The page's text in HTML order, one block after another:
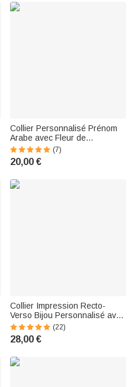
Collier Personnalisé Prénom
Arabe avec Fleur de
Naissance Cadeaux Fête des
Mères pour Maman
(7)
20,00 €
Collier Impression Recto-
Verso Bijou Personnalisé avec
Photo Cadeau de Souvenir
pour Famille
(22)
28,00 €